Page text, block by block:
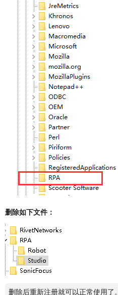
删除如下文件：
删除后重新注册就可以正常使用了。